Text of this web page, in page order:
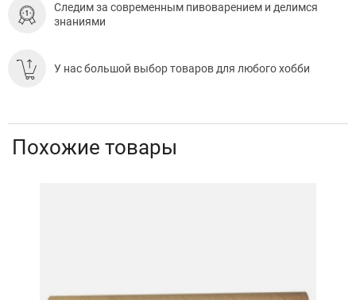
Следим за современным пивоварением и делимся
знаниями
У нас большой выбор товаров для любого хобби
Похожие товары